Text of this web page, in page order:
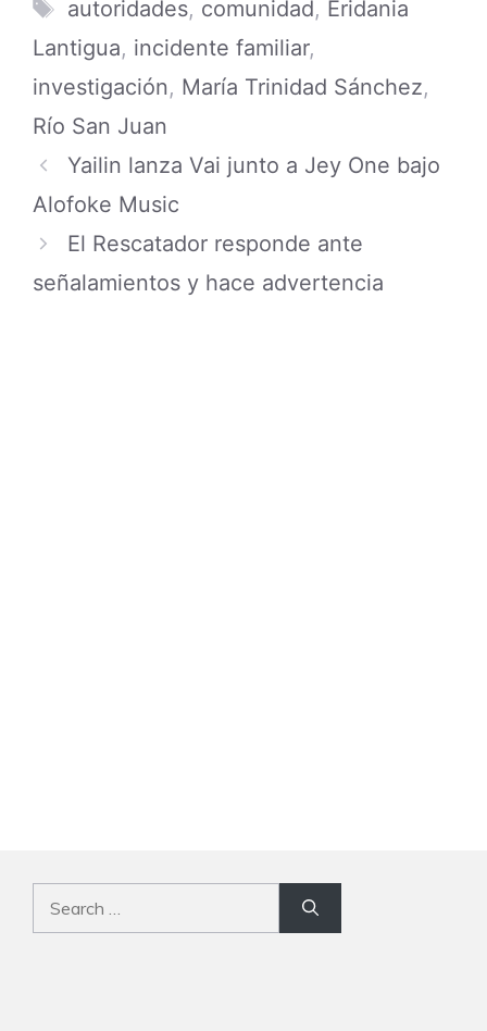
autoridades, comunidad, Eridania
Lantigua, incidente familiar,
investigación, María Trinidad Sánchez,
Río San Juan
Yailin lanza Vai junto a Jey One bajo
Alofoke Music
El Rescatador responde ante
señalamientos y hace advertencia
Search
for: